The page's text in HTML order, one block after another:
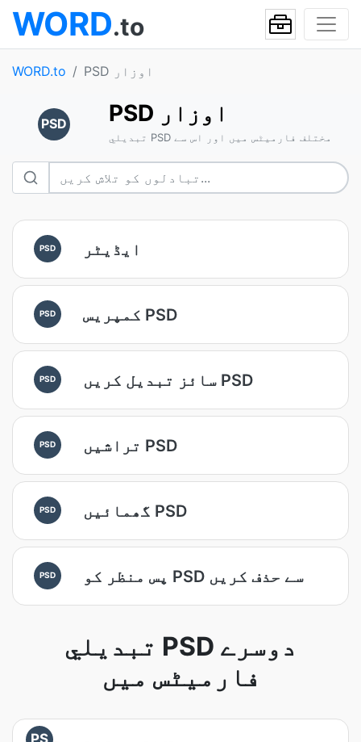
WORD.to
WORD.to PSD اوزار
PSD PSD اوزار
تبديلي PSD مختلف فارمیٹس میں اور اس سے
PSD ایڈیٹر
PSD کمپریس PSD
PSD سائز تبدیل کریں PSD
PSD تراشیں PSD
PSD گھمائیں PSD
PSD پس منظر کو PSD سے حذف کریں
تبديلي PSD دوسرے
فارمیٹس میں
PS